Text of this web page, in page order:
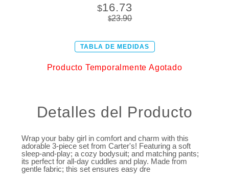
$16.73
$23.90
TABLA DE MEDIDAS
Producto Temporalmente Agotado
Detalles del Producto
Wrap your baby girl in comfort and charm with this
adorable 3-piece set from Carter's! Featuring a soft
sleep-and-play; a cozy bodysuit; and matching pants;
its perfect for all-day cuddles and play. Made from
gentle fabric; this set ensures easy dre